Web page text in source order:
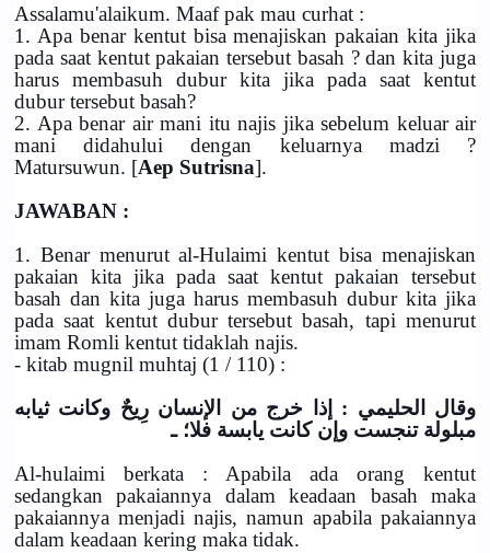
Assalamu'alaikum. Maaf pak mau curhat :
1. Apa benar kentut bisa menajiskan pakaian kita jika
pada saat kentut pakaian tersebut basah ? dan kita juga
harus membasuh dubur kita jika pada saat kentut
dubur tersebut basah?
2. Apa benar air mani itu najis jika sebelum keluar air
mani didahului dengan keluarnya madzi ?
Matursuwun. [Aep Sutrisna].
JAWABAN :
1. Benar menurut al-Hulaimi kentut bisa menajiskan
pakaian kita jika pada saat kentut pakaian tersebut
basah dan kita juga harus membasuh dubur kita jika
pada saat kentut dubur tersebut basah, tapi menurut
imam Romli kentut tidaklah najis.
- kitab mugnil muhtaj (1 / 110) :
وقال الحليمي : إذا خرج من الإنسان رِيحٌ وكانت ثيابه
مبلولة تنجست وإن كانت يابسة فلا؛ ـ
Al-hulaimi berkata : Apabila ada orang kentut
sedangkan pakaiannya dalam keadaan basah maka
pakaiannya menjadi najis, namun apabila pakaiannya
dalam keadaan kering maka tidak.